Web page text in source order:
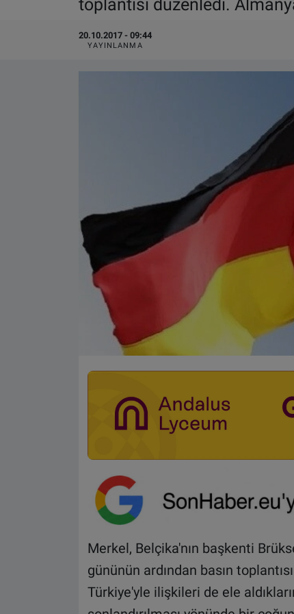
toplantısı düzenledi.
20.10.2017 - 09:44
YAYINLANMA
Merkel, Belçika'nın başkenti
gününün ardından basın
Türkiye'yle ilişkileri de ele